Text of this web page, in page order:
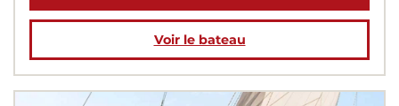
Voir le bateau